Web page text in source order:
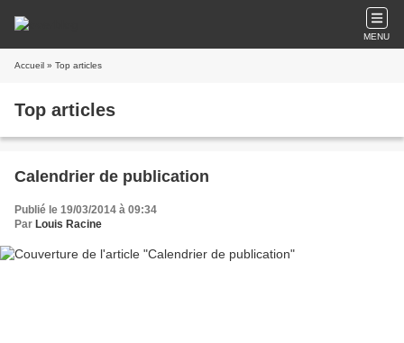
MENU
Accueil » Top articles
Top articles
Calendrier de publication
Publié le 19/03/2014 à 09:34
Par Louis Racine